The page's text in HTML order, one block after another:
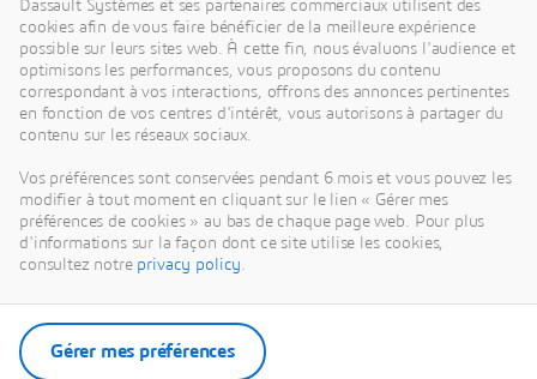
Dassault Systèmes et ses partenaires commerciaux utilisent des
cookies afin de vous faire bénéficier de la meilleure expérience
possible sur leurs sites web. À cette fin, nous évaluons l'audience et
optimisons les performances, vous proposons du contenu
correspondant à vos interactions, offrons des annonces pertinentes
en fonction de vos centres d'intérêt, vous autorisons à partager du
contenu sur les réseaux sociaux.
Vos préférences sont conservées pendant 6 mois et vous pouvez les
modifier à tout moment en cliquant sur le lien « Gérer mes
préférences de cookies » au bas de chaque page web. Pour plus
d'informations sur la façon dont ce site utilise les cookies,
consultez notre privacy policy.
Gérer mes préférences